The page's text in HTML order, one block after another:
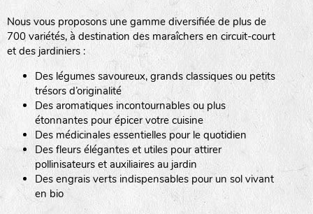
Nous vous proposons une gamme diversifiée de plus de
700 variétés, à destination des maraîchers en circuit-court
et des jardiniers :
Des légumes savoureux, grands classiques ou petits
trésors d’originalité
Des aromatiques incontournables ou plus
étonnantes pour épicer votre cuisine
Des médicinales essentielles pour le quotidien
Des fleurs élégantes et utiles pour attirer
pollinisateurs et auxiliaires au jardin
Des engrais verts indispensables pour un sol vivant
en bio
tas de compost
fleurs
animaux domestiques